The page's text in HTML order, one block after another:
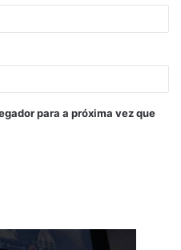
para a próxima vez que